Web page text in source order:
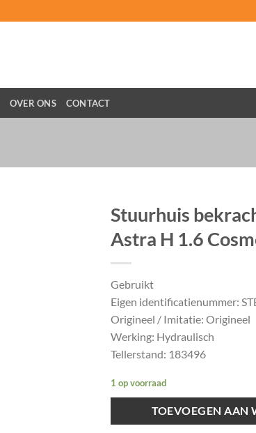
OVER ONS CONTACT
Stuurhuis
Astra H 1.6
Gebruikt
Eigen identificatienummer:
Origineel / Imitatie: Origineel
Werking: Hydraulisch
Tellerstand: 183496
1 op voorraad
TOEVOEGEN AAN